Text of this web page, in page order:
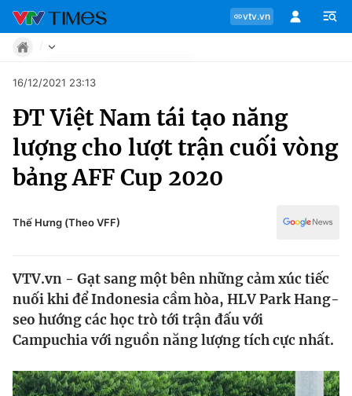
vtv.vn
Chuyên mục
Tin tức
Chân dung
Sự kiện
Bóng đá
Move
Phong cách
Chân dung
Sự kiện
Bóng đá
Thể thao điện tử
Video
16/12/2021 23:13
ĐT Việt Nam tái tạo năng
lượng cho lượt trận cuối vòng
bảng AFF Cup 2020
Thế Hưng (Theo VFF)
VTV.vn - Gạt sang một bên những cảm xúc tiếc
nuối khi để Indonesia cầm hòa, HLV Park Hang-
seo hướng các học trò tới trận đấu với
Campuchia với nguồn năng lượng tích cực nhất.